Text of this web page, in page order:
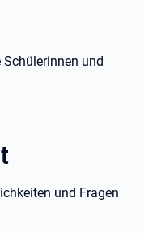
und
und Fragen